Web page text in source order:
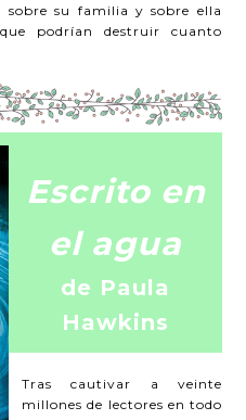
sobre su familia y sobre ella
podrían destruir cuanto
Escrito en
el agua
de Paula
Hawkins
Tras cautivar a veinte
millones de lectores en todo